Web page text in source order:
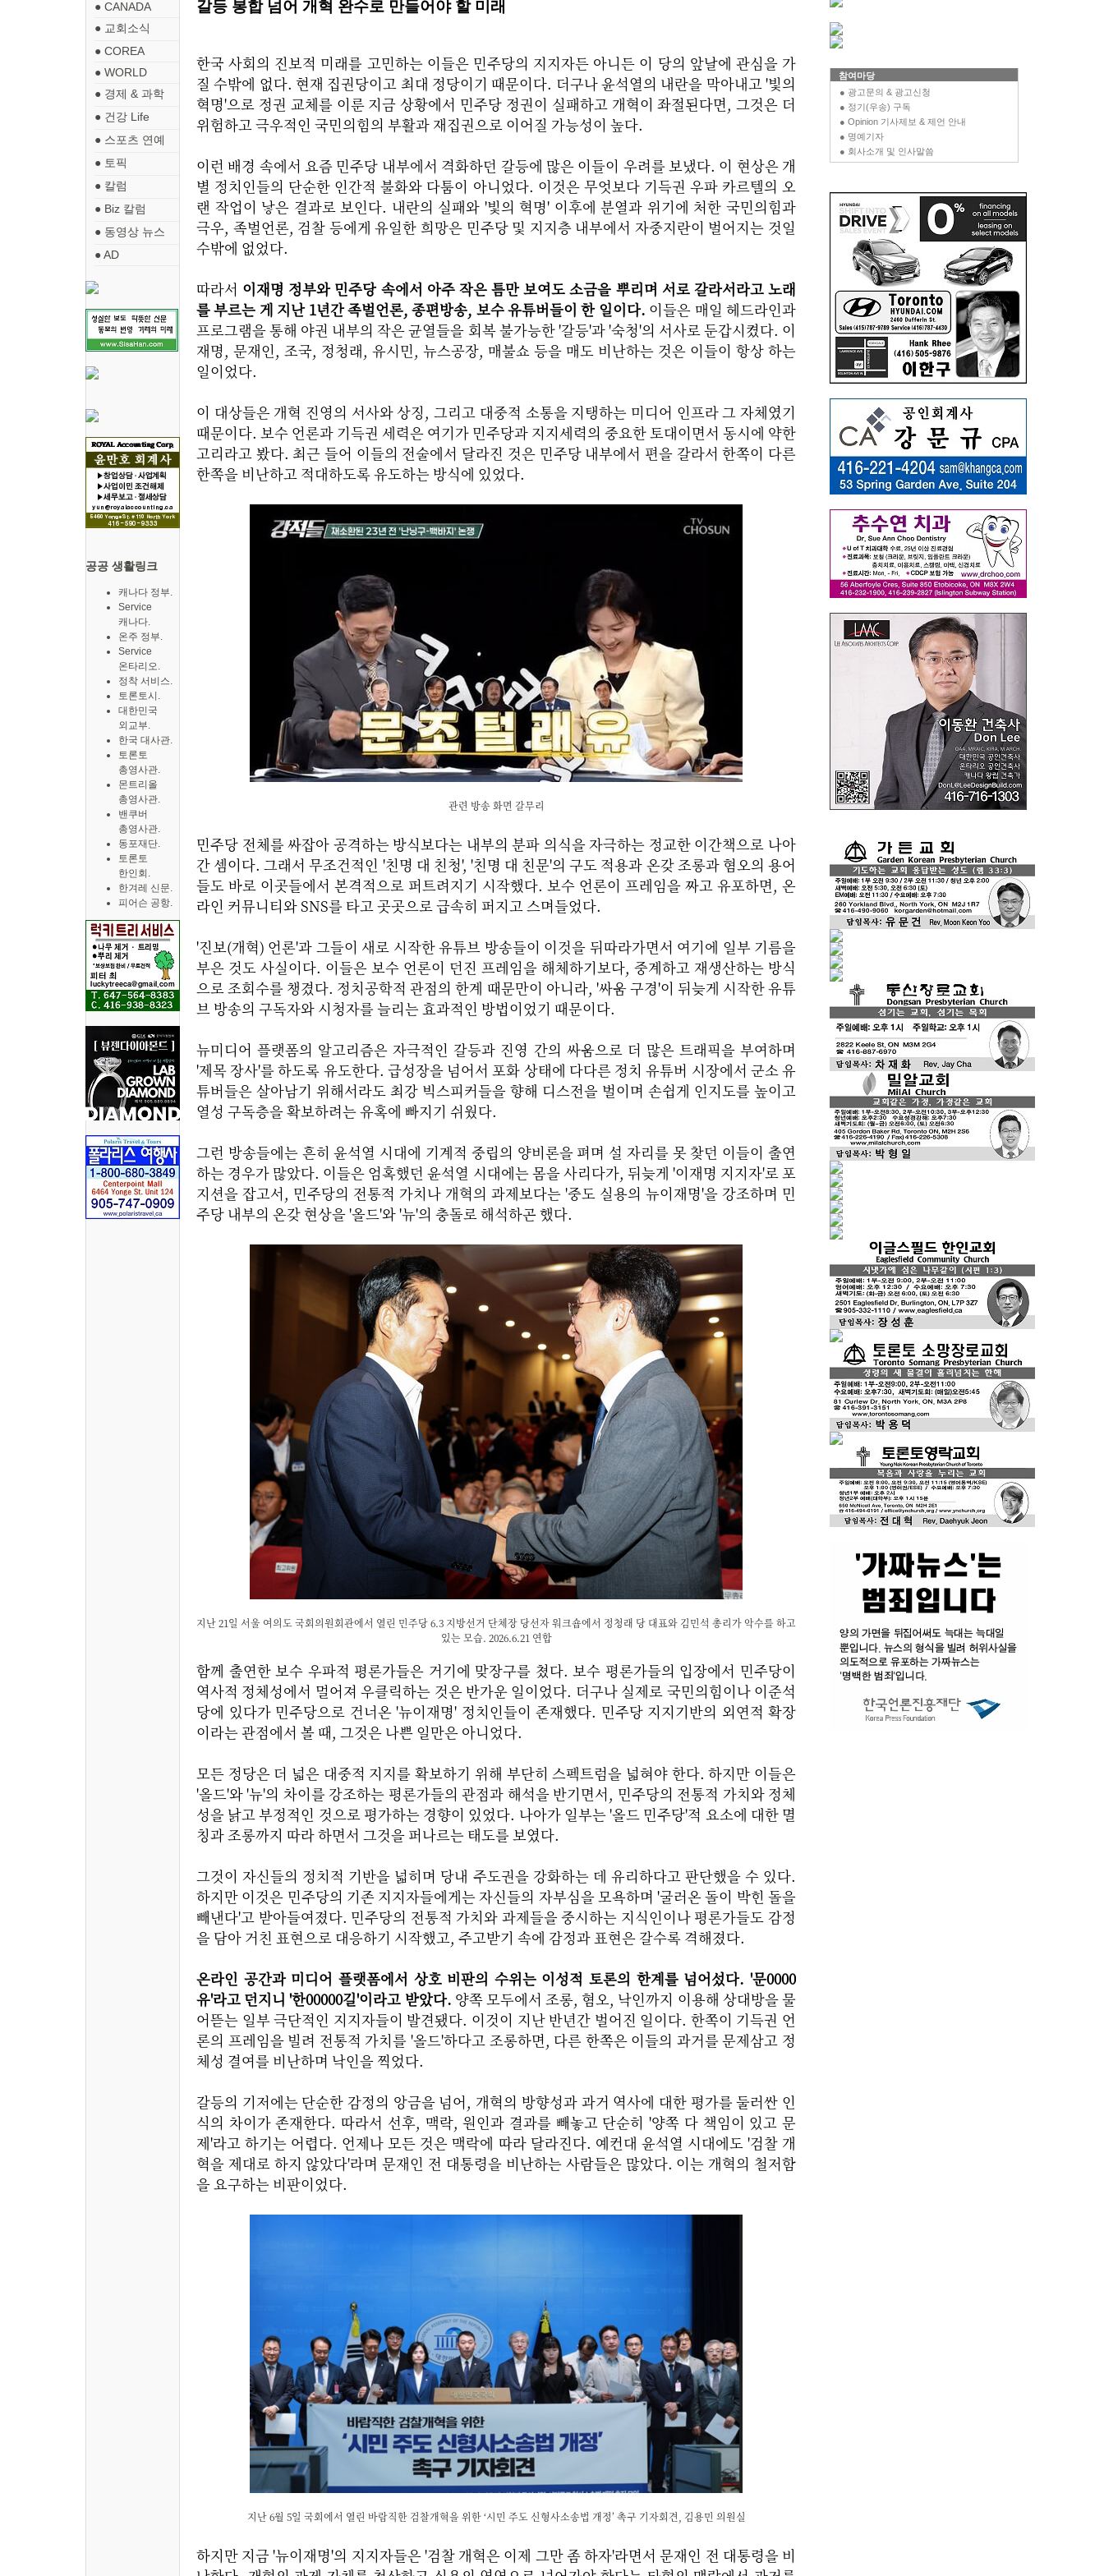
● CANADA
● 교회소식
● COREA
● WORLD
● 경제 & 과학
● 건강 Life
● 스포츠 연예
● 토픽
● 칼럼
● Biz 칼럼
● 동영상 뉴스
● AD
공공 생활링크
캐나다 정부.
Service
캐나다.
온주 정부.
Service
온타리오.
정착 서비스.
토론토시.
대한민국
외교부.
한국 대사관.
토론토
총영사관.
몬트리올
총영사관.
밴쿠버
총영사관.
동포재단.
토론토
한인회.
한겨레 신문.
피어슨 공항.
갈등 봉합 넘어 개혁 완수로 만들어야 할 미래
한국 사회의 진보적 미래를 고민하는 이들은 민주당의 지지자든 아니든 이 당의 앞날에 관심을 가
질 수밖에 없다. 현재 집권당이고 최대 정당이기 때문이다. 더구나 윤석열의 내란을 막아내고 '빛의
혁명'으로 정권 교체를 이룬 지금 상황에서 민주당 정권이 실패하고 개혁이 좌절된다면, 그것은 더
위험하고 극우적인 국민의힘의 부활과 재집권으로 이어질 가능성이 높다.
이런 배경 속에서 요즘 민주당 내부에서 격화하던 갈등에 많은 이들이 우려를 보냈다. 이 현상은 개
별 정치인들의 단순한 인간적 불화와 다툼이 아니었다. 이것은 무엇보다 기득권 우파 카르텔의 오
랜 작업이 낳은 결과로 보인다. 내란의 실패와 '빛의 혁명' 이후에 분열과 위기에 처한 국민의힘과
극우, 족벌언론, 검찰 등에게 유일한 희망은 민주당 및 지지층 내부에서 자중지란이 벌어지는 것일
수밖에 없었다.
따라서 이재명 정부와 민주당 속에서 아주 작은 틈만 보여도 소금을 뿌리며 서로 갈라서라고 노래
를 부르는 게 지난 1년간 족벌언론, 종편방송, 보수 유튜버들이 한 일이다. 이들은 매일 헤드라인과
프로그램을 통해 야권 내부의 작은 균열들을 회복 불가능한 '갈등'과 '숙청'의 서사로 둔갑시켰다. 이
재명, 문재인, 조국, 정청래, 유시민, 뉴스공장, 매불쇼 등을 매도 비난하는 것은 이들이 항상 하는
일이었다.
이 대상들은 개혁 진영의 서사와 상징, 그리고 대중적 소통을 지탱하는 미디어 인프라 그 자체였기
때문이다. 보수 언론과 기득권 세력은 여기가 민주당과 지지세력의 중요한 토대이면서 동시에 약한
고리라고 봤다. 최근 들어 이들의 전술에서 달라진 것은 민주당 내부에서 편을 갈라서 한쪽이 다른
한쪽을 비난하고 적대하도록 유도하는 방식에 있었다.
관련 방송 화면 갈무리
민주당 전체를 싸잡아 공격하는 방식보다는 내부의 분파 의식을 자극하는 정교한 이간책으로 나아
간 셈이다. 그래서 무조건적인 '친명 대 친청', '친명 대 친문'의 구도 적용과 온갖 조롱과 혐오의 용어
들도 바로 이곳들에서 본격적으로 퍼트려지기 시작했다. 보수 언론이 프레임을 짜고 유포하면, 온
라인 커뮤니티와 SNS를 타고 곳곳으로 급속히 퍼지고 스며들었다.
'진보(개혁) 언론'과 그들이 새로 시작한 유튜브 방송들이 이것을 뒤따라가면서 여기에 일부 기름을
부은 것도 사실이다. 이들은 보수 언론이 던진 프레임을 해체하기보다, 중계하고 재생산하는 방식
으로 조회수를 챙겼다. 정치공학적 관점의 한계 때문만이 아니라, '싸움 구경'이 뒤늦게 시작한 유튜
브 방송의 구독자와 시청자를 늘리는 효과적인 방법이었기 때문이다.
뉴미디어 플랫폼의 알고리즘은 자극적인 갈등과 진영 간의 싸움으로 더 많은 트래픽을 부여하며
'제목 장사'를 하도록 유도한다. 급성장을 넘어서 포화 상태에 다다른 정치 유튜버 시장에서 군소 유
튜버들은 살아남기 위해서라도 최강 빅스피커들을 향해 디스전을 벌이며 손쉽게 인지도를 높이고
열성 구독층을 확보하려는 유혹에 빠지기 쉬웠다.
그런 방송들에는 흔히 윤석열 시대에 기계적 중립의 양비론을 펴며 설 자리를 못 찾던 이들이 출연
하는 경우가 많았다. 이들은 엄혹했던 윤석열 시대에는 몸을 사리다가, 뒤늦게 '이재명 지지자'로 포
지션을 잡고서, 민주당의 전통적 가치나 개혁의 과제보다는 '중도 실용의 뉴이재명'을 강조하며 민
주당 내부의 온갖 현상을 '올드'와 '뉴'의 충돌로 해석하곤 했다.
지난 21일 서울 여의도 국회의원회관에서 열린 민주당 6.3 지방선거 단체장 당선자 워크숍에서 정청래 당 대표와 김민석 총리가 악수를 하고
있는 모습. 2026.6.21 연합
함께 출연한 보수 우파적 평론가들은 거기에 맞장구를 쳤다. 보수 평론가들의 입장에서 민주당이
역사적 정체성에서 멀어져 우클릭하는 것은 반가운 일이었다. 더구나 실제로 국민의힘이나 이준석
당에 있다가 민주당으로 건너온 '뉴이재명' 정치인들이 존재했다. 민주당 지지기반의 외연적 확장
이라는 관점에서 볼 때, 그것은 나쁜 일만은 아니었다.
모든 정당은 더 넓은 대중적 지지를 확보하기 위해 부단히 스펙트럼을 넓혀야 한다. 하지만 이들은
'올드'와 '뉴'의 차이를 강조하는 평론가들의 관점과 해석을 반기면서, 민주당의 전통적 가치와 정체
성을 낡고 부정적인 것으로 평가하는 경향이 있었다. 나아가 일부는 '올드 민주당'적 요소에 대한 멸
칭과 조롱까지 따라 하면서 그것을 퍼나르는 태도를 보였다.
그것이 자신들의 정치적 기반을 넓히며 당내 주도권을 강화하는 데 유리하다고 판단했을 수 있다.
하지만 이것은 민주당의 기존 지지자들에게는 자신들의 자부심을 모욕하며 '굴러온 돌이 박힌 돌을
빼낸다'고 받아들여졌다. 민주당의 전통적 가치와 과제들을 중시하는 지식인이나 평론가들도 감정
을 담아 거친 표현으로 대응하기 시작했고, 주고받기 속에 감정과 표현은 갈수록 격해졌다.
온라인 공간과 미디어 플랫폼에서 상호 비판의 수위는 이성적 토론의 한계를 넘어섰다. '문0000
유'라고 던지니 '한00000길'이라고 받았다. 양쪽 모두에서 조롱, 혐오, 낙인까지 이용해 상대방을 물
어뜯는 일부 극단적인 지지자들이 발견됐다. 이것이 지난 반년간 벌어진 일이다. 한쪽이 기득권 언
론의 프레임을 빌려 전통적 가치를 '올드'하다고 조롱하면, 다른 한쪽은 이들의 과거를 문제삼고 정
체성 결여를 비난하며 낙인을 찍었다.
갈등의 기저에는 단순한 감정의 앙금을 넘어, 개혁의 방향성과 과거 역사에 대한 평가를 둘러싼 인
식의 차이가 존재한다. 따라서 선후, 맥락, 원인과 결과를 빼놓고 단순히 '양쪽 다 책임이 있고 문
제'라고 하기는 어렵다. 언제나 모든 것은 맥락에 따라 달라진다. 예컨대 윤석열 시대에도 '검찰 개
혁을 제대로 하지 않았다'라며 문재인 전 대통령을 비난하는 사람들은 많았다. 이는 개혁의 철저함
을 요구하는 비판이었다.
지난 6월 5일 국회에서 열린 바람직한 검찰개혁을 위한 ‘시민 주도 신형사소송법 개정’ 촉구 기자회견, 김용민 의원실
하지만 지금 '뉴이재명'의 지지자들은 '검찰 개혁은 이제 그만 좀 하자'라면서 문재인 전 대통령을 비
참여마당
● 광고문의 & 광고신청
● 정기(우송) 구독
● Opinion 기사제보 & 제언 안내
● 명예기자
● 회사소개 및 인사말씀